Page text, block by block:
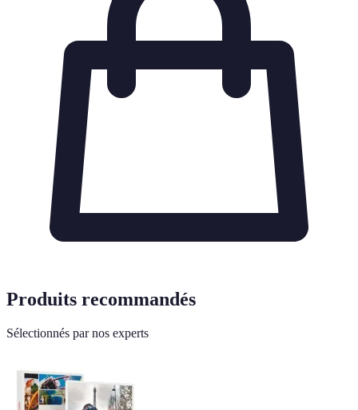
Produits recommandés
Sélectionnés par nos experts